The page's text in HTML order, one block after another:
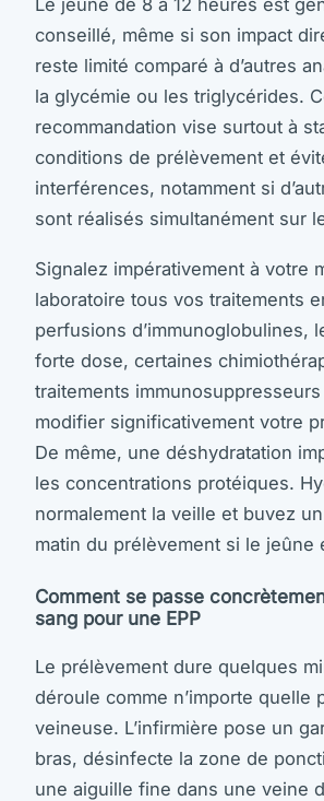
conseillé, même si son impact
reste limité comparé à d’autres
la glycémie ou les triglycérides.
recommandation vise surtout à
conditions de prélèvement et
interférences, notamment si
sont réalisés simultanément sur
Signalez impérativement à votre
laboratoire tous vos traitements
perfusions d’immunoglobulines,
forte dose, certaines
traitements
modifier significativement votre
De même, une déshydratation
les concentrations protéiques.
normalement la veille et buvez
matin du prélèvement si le jeûne
Comment se passe
sang pour une EPP
Le prélèvement dure quelques
déroule comme n’importe quelle
veineuse. L’infirmière pose un
bras, désinfecte la zone de
une aiguille fine dans une veine